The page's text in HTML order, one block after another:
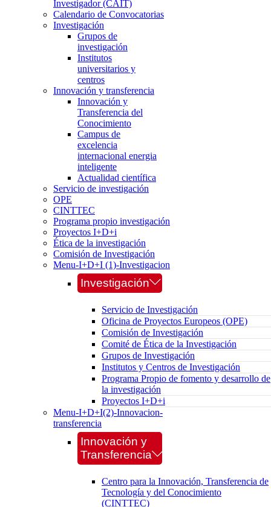
Investigador (CAIT)
Calendario de Convocatorias
Investigación
Grupos de
investigación
Institutos
universitarios y
centros
Innovación y transferencia
Innovación y
Transferencia del
Conocimiento
Campus de
excelencia
internacional energia
inteligente
Actualidad científica
Servicio de investigación
OPE
CINTTEC
Programa propio investigación
Proyectos I+D+i
Ética de la investigación
Comisión de Investigación
Menu-I+D+I (1)-Investigacion
Investigación
Servicio de Investigación
Oficina de Proyectos Europeos (OPE)
Comisión de Investigación
Comité de Ética de la Investigación
Grupos de Investigación
Institutos y Centros de Investigación
Programa Propio de fomento y desarrollo de
la investigación
Proyectos I+D+i
Menu-I+D+I(2)-Innovacion-
transferencia
Innovación y
Transferencia
Centro para la Innovación, Transferencia de
Tecnología y del Conocimiento
(CINTTEC)